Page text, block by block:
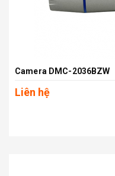
Camera DMC-2036BZW
Liên hệ